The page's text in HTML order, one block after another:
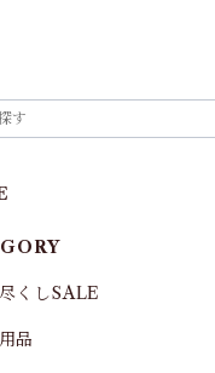
くしSALE
品